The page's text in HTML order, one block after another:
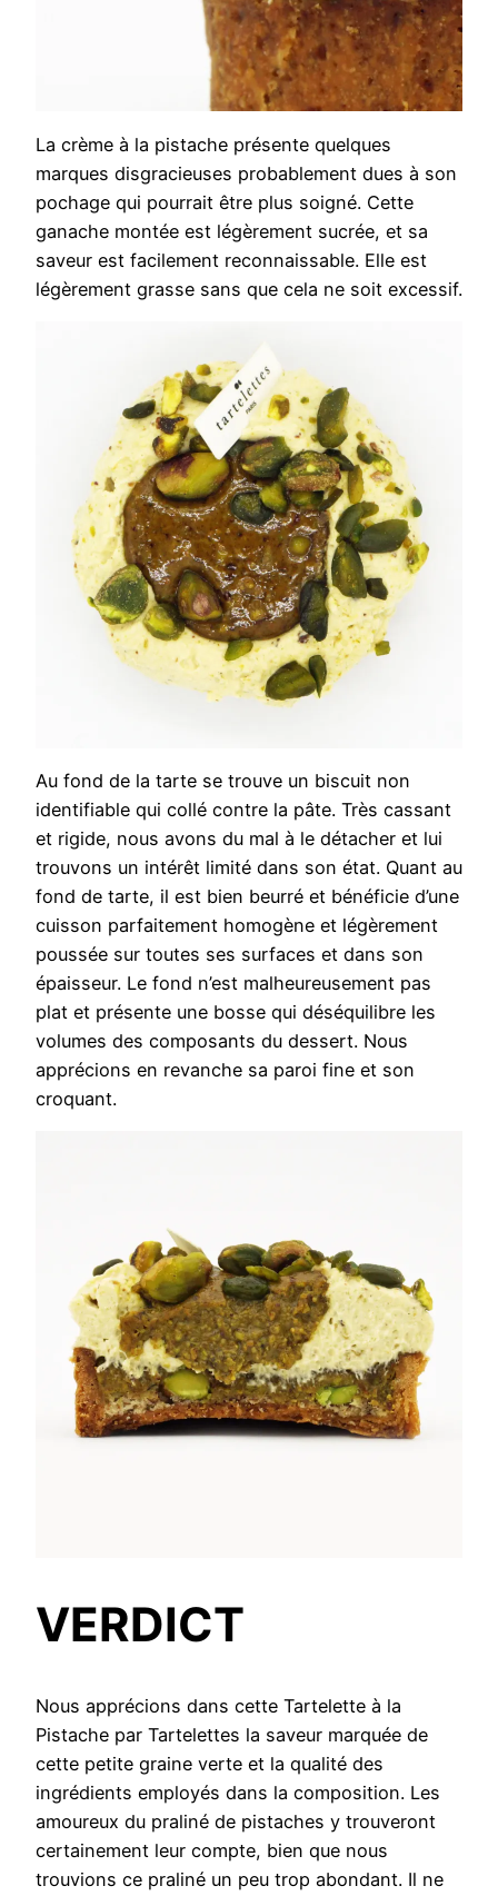
La crème à la pistache présente quelques
marques disgracieuses probablement dues à son
pochage qui pourrait être plus soigné. Cette
ganache montée est légèrement sucrée, et sa
saveur est facilement reconnaissable. Elle est
légèrement grasse sans que cela ne soit excessif.
Au fond de la tarte se trouve un biscuit non
identifiable qui collé contre la pâte. Très cassant
et rigide, nous avons du mal à le détacher et lui
trouvons un intérêt limité dans son état. Quant au
fond de tarte, il est bien beurré et bénéficie d’une
cuisson parfaitement homogène et légèrement
poussée sur toutes ses surfaces et dans son
épaisseur. Le fond n’est malheureusement pas
plat et présente une bosse qui déséquilibre les
volumes des composants du dessert. Nous
apprécions en revanche sa paroi fine et son
croquant.
VERDICT
Nous apprécions dans cette Tartelette à la
Pistache par Tartelettes la saveur marquée de
cette petite graine verte et la qualité des
ingrédients employés dans la composition. Les
amoureux du praliné de pistaches y trouveront
certainement leur compte, bien que nous
trouvions ce praliné un peu trop abondant. Il ne